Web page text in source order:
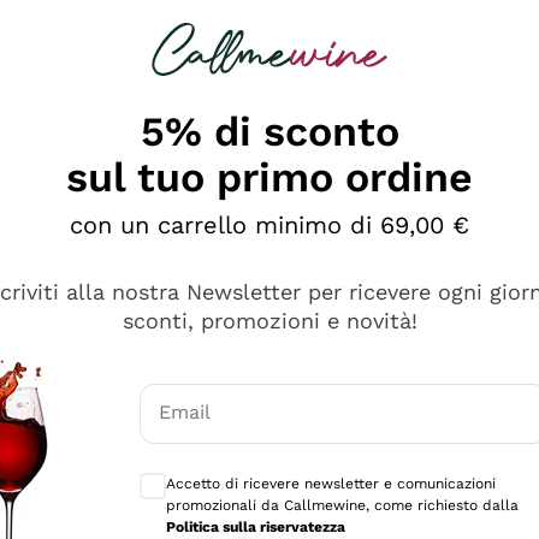
è male ma secondo me ci sono alternative che
5% di sconto
sul tuo primo ordine
con un carrello minimo di 69,00 €
alla nostra Newsletter per ricevere ogni
sconti, promozioni e novità!
Email
Accetto di ricevere newsletter e comunicazioni
promozionali da Callmewine, come richiesto dalla
Politica sulla riservatezza